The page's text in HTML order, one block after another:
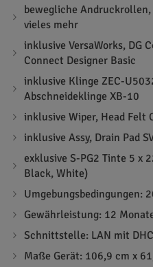
bewegliche
vieles mehr
inklusive VersaWorks, DG
Connect Designer Basic
inklusive Klinge ZEC-
Abschneideklinge XB-10
inklusive Wiper, Head Felt
inklusive Assy, Drain Pad
exklusive S-PG2 Tinte 5 x
Black, White)
Umgebungsbedingungen:
Gewährleistung: 12
Schnittstelle: LAN mit
Maße Gerät: 106,9 cm x